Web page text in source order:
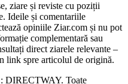
ziare și reviste cu poziții
Ideile și comentariile
opiniile Ziar.com și nu pot
complementară sau
direct ziarele relevante –
link spre articolul de origină.
DIRECTWAY. Toate